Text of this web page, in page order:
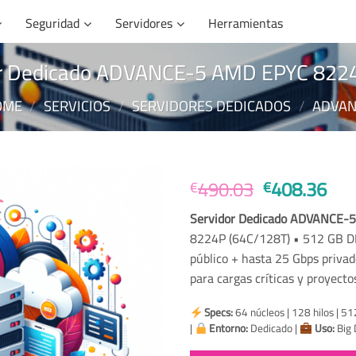
Seguridad Servidores Herramientas
ADVANCE-5 AMD EPYC
/ SERVICIOS / SERVIDORES DEDICADOS /
€490.03 Original
price
was:
€490.03.
€408.36
is:
Servidor Dedicado
8224P (64C/128T) • 512 GB
público + hasta 25 Gbps
para cargas críticas y
Specs:64 núcleos | 128 hilos |
| Entorno:Dedicado | Uso:Big